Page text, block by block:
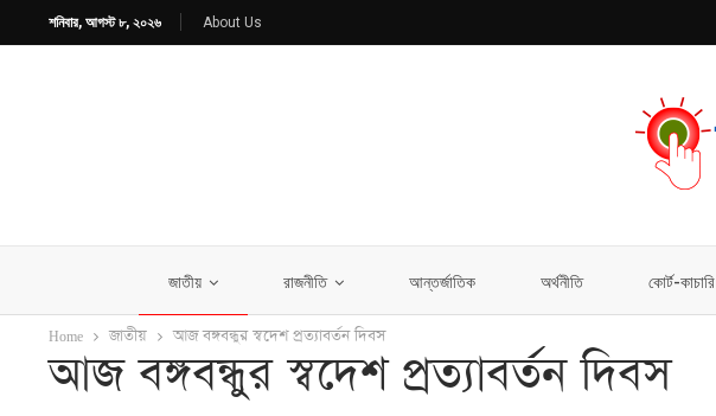
শনিবার, আগস্ট ৮, ২০২৬ About Us
জাতীয় রাজনীতি আন্তর্জাতিক অর্থনীতি কোর্ট-কাচারি
Home জাতীয় আজ বঙ্গবন্ধুর স্বদেশ প্রত্যাবর্তন দিবস
আজ বঙ্গবন্ধুর স্বদেশ প্রত্যাবর্তন দিবস